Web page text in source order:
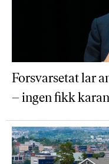
Forsvarsetat lar
– ingen fikk